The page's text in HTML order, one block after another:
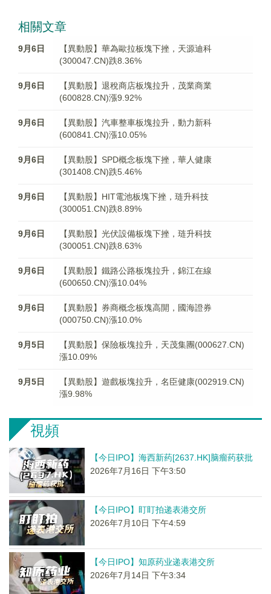
相關文章
9月6日
【異動股】華為歐拉板塊下挫，天源迪科
(300047.CN)跌8.36%
9月6日
【異動股】退稅商店板塊拉升，茂業商業
(600828.CN)漲9.92%
9月6日
【異動股】汽車整車板塊拉升，動力新科
(600841.CN)漲10.05%
9月6日
【異動股】SPD概念板塊下挫，華人健康
(301408.CN)跌5.46%
9月6日
【異動股】HIT電池板塊下挫，琏升科技
(300051.CN)跌8.89%
9月6日
【異動股】光伏設備板塊下挫，琏升科技
(300051.CN)跌8.63%
9月6日
【異動股】鐵路公路板塊拉升，錦江在線
(600650.CN)漲10.04%
9月6日
【異動股】券商概念板塊高開，國海證券
(000750.CN)漲10.0%
9月5日
【異動股】保險板塊拉升，天茂集團(000627.CN)
漲10.09%
9月5日
【異動股】遊戲板塊拉升，名臣健康(002919.CN)
漲9.98%
視頻
【今日IPO】海西新药[2637.HK]脑瘤药获批
2026年7月16日 下午3:50
【今日IPO】盯盯拍递表港交所
2026年7月10日 下午4:59
【今日IPO】知原药业递表港交所
2026年7月14日 下午3:34